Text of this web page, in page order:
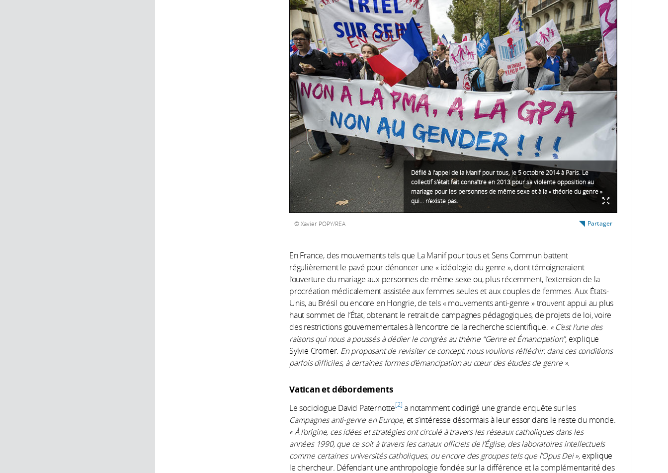
Défilé à l'appel de la Manif pour tous, le 5 octobre 2014 à Paris. Le
collectif s'était fait connaître en 2013 pour sa violente opposition au
mariage pour les personnes de même sexe et à la « théorie du genre »
qui... n'existe pas.
Xavier POPY/REA Partager
En France, des mouvements tels que La Manif pour tous et Sens Commun battent
régulièrement le pavé pour dénoncer une « idéologie du genre », dont témoigneraient
l’ouverture du mariage aux personnes de même sexe ou, plus récemment, l’extension de la
procréation médicalement assistée aux femmes seules et aux couples de femmes. Aux États-
Unis, au Brésil ou encore en Hongrie, de tels « mouvements anti-genre » trouvent appui au plus
haut sommet de l’État, obtenant le retrait de campagnes pédagogiques, de projets de loi, voire
des restrictions gouvernementales à l’encontre de la recherche scientifique. « C’est l’une des
raisons qui nous a poussés à dédier le congrès au thème “Genre et Émancipation”, explique
Sylvie Cromer. En proposant de revisiter ce concept, nous voulions réfléchir, dans ces conditions
parfois difficiles, à certaines formes d’émancipation au cœur des études de genre ».
Vatican et débordements
Le sociologue David Paternotte 2 a notamment codirigé une grande enquête sur les
Campagnes anti-genre en Europe, et s’intéresse désormais à leur essor dans le reste du monde.
« À l’origine, ces idées et stratégies ont circulé à travers les réseaux catholiques dans les
années 1990, que ce soit à travers les canaux officiels de l’Église, des laboratoires intellectuels
comme certaines universités catholiques, ou encore des groupes tels que l’Opus Dei », explique
le chercheur. Défendant une anthropologie fondée sur la différence et la complémentarité des